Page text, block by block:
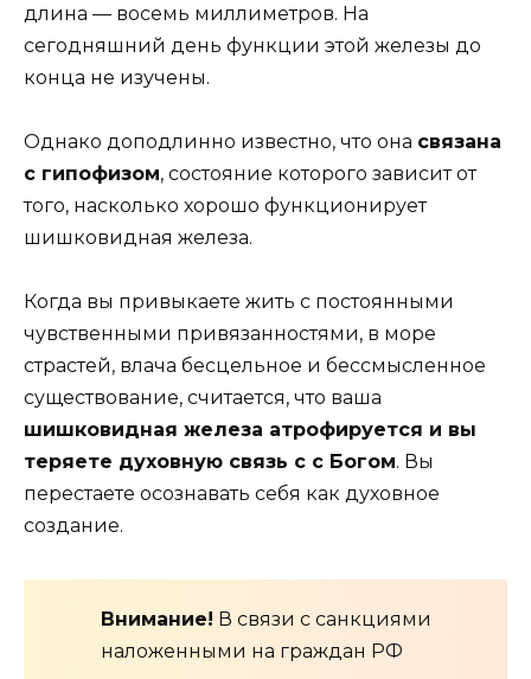
длина — восемь миллиметров. На
сегодняшний день функции этой железы до
конца не изучены.
Однако доподлинно известно, что она связана
с гипофизом, состояние которого зависит от
того, насколько хорошо функционирует
шишковидная железа.
Когда вы привыкаете жить с постоянными
чувственными привязанностями, в море
страстей, влача бесцельное и бессмысленное
существование, считается, что ваша
шишковидная железа атрофируется и вы
теряете духовную связь с с Богом. Вы
перестаете осознавать себя как духовное
создание.
Внимание! В связи с санкциями
наложенными на граждан РФ